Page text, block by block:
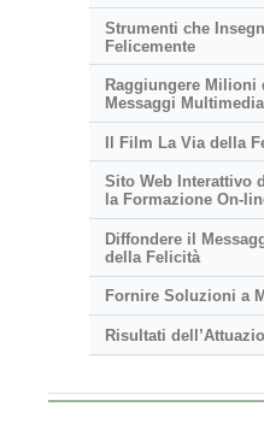
Strumenti che
Felicemente
Raggiungere Milioni
Messaggi
Il Film La Via della
Sito Web Interattivo
la Formazione On-
Diffondere il
della Felicità
Fornire Soluzioni a
Risultati